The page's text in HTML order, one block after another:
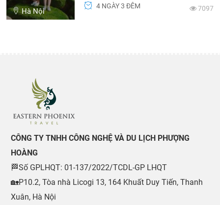
Hà Nội
4 NGÀY 3 ĐÊM
7097
CÔNG TY TNHH CÔNG NGHỆ VÀ DU LỊCH PHƯỢNG
HOÀNG
🏁Số GPLHQT: 01-137/2022/TCDL-GP LHQT
🏡P10.2, Tòa nhà Licogi 13, 164 Khuất Duy Tiến, Thanh
Xuân, Hà Nội